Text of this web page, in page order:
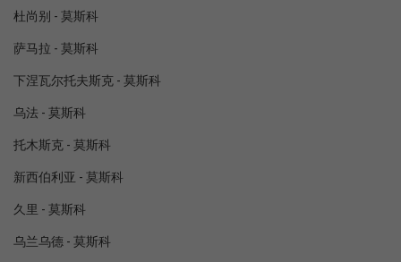
杜尚别 - 莫斯科
萨马拉 - 莫斯科
下涅瓦尔托夫斯克 - 莫斯科
乌法 - 莫斯科
托木斯克 - 莫斯科
新西伯利亚 - 莫斯科
久里 - 莫斯科
乌兰乌德 - 莫斯科